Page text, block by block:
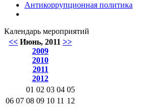
Антикоррупционная политика
Календарь мероприятий
<< Июнь, 2011 >>
2009
2010
2011
2012
01 02 03 04 05
06 07 08 09 10 11 12